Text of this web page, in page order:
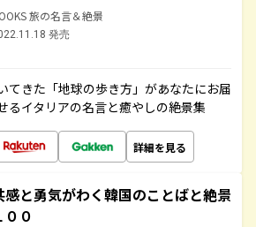
旅の名言＆絶景
発売
てきた「地球の歩き方」があなたにお届
るイタリアの名言と癒やしの絶景集
詳細を見る
感と勇気がわく韓国のことばと絶景
００